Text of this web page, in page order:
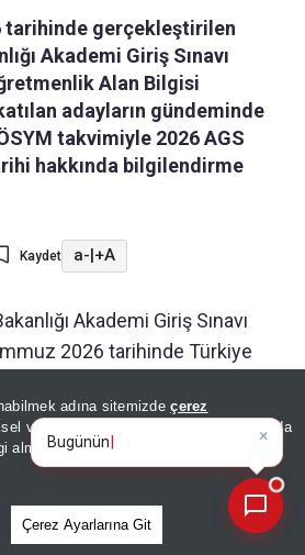
adına sitemizdeçerez
verileriniz, KVKK ve GDPR kapsamında
almak içinAydınlatma Metnimizi
Çerez Ayarlarına Git
tarihinde gerçekleştirilen
Akademi Giriş Sınavı
Alan Bilgisi
adayların gündeminde
takvimiyle 2026 AGS
hakkında bilgilendirme
Kaydet a-|+A
Akademi Giriş Sınavı
2026 tarihinde Türkiye
Adaylar AGS'den alacakları
tamamlanması
erişimine açılacak.
kabul edilecek adayların
olacak, bu nedenyle
×
Günün spor, gündem ve
ekonomi geli